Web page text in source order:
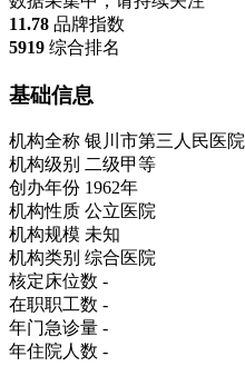
11.78 品牌指数
5919 综合排名
基础信息
机构全称 银川市第三人民医院
机构级别 二级甲等
创办年份 1962年
机构性质 公立医院
机构规模 未知
机构类别 综合医院
核定床位数 -
在职职工数 -
年门急诊量 -
年住院人数 -